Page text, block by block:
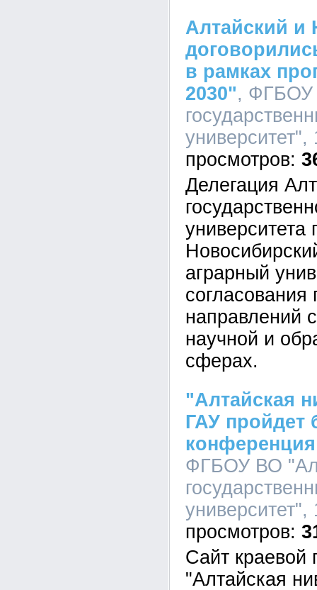
Алтайский и
в рамках
2030", ФГБОУ
Делегация
университета
аграрный
согласования
направлений
научной и
сферах.
"Алтайская
ГАУ пройдет
ФГБОУ ВО
Сайт краевой
"Алтайская